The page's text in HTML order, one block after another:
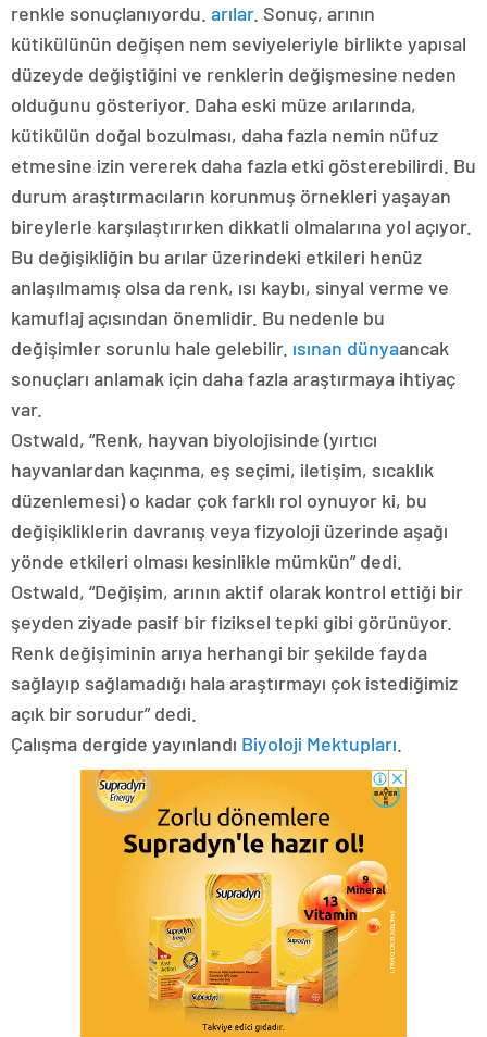
renkle sonuçlanıyordu. arılar. Sonuç, arının
kütikülünün değişen nem seviyeleriyle birlikte yapısal
düzeyde değiştiğini ve renklerin değişmesine neden
olduğunu gösteriyor. Daha eski müze arılarında,
kütikülün doğal bozulması, daha fazla nemin nüfuz
etmesine izin vererek daha fazla etki gösterebilirdi. Bu
durum araştırmacıların korunmuş örnekleri yaşayan
bireylerle karşılaştırırken dikkatli olmalarına yol açıyor.
Bu değişikliğin bu arılar üzerindeki etkileri henüz
anlaşılmamış olsa da renk, ısı kaybı, sinyal verme ve
kamuflaj açısından önemlidir. Bu nedenle bu
değişimler sorunlu hale gelebilir. ısınan dünyaancak
sonuçları anlamak için daha fazla araştırmaya ihtiyaç
var.
Ostwald, “Renk, hayvan biyolojisinde (yırtıcı
hayvanlardan kaçınma, eş seçimi, iletişim, sıcaklık
düzenlemesi) o kadar çok farklı rol oynuyor ki, bu
değişikliklerin davranış veya fizyoloji üzerinde aşağı
yönde etkileri olması kesinlikle mümkün” dedi.
Ostwald, “Değişim, arının aktif olarak kontrol ettiği bir
şeyden ziyade pasif bir fiziksel tepki gibi görünüyor.
Renk değişiminin arıya herhangi bir şekilde fayda
sağlayıp sağlamadığı hala araştırmayı çok istediğimiz
açık bir sorudur” dedi.
Çalışma dergide yayınlandı Biyoloji Mektupları